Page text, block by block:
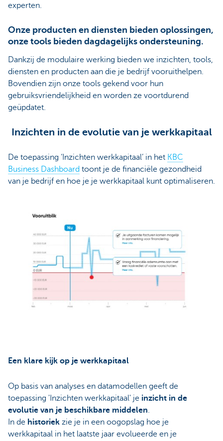
experten.
Onze producten en diensten bieden oplossingen,
onze tools bieden dagdagelijks ondersteuning.
Dankzij de modulaire werking bieden we inzichten, tools,
diensten en producten aan die je bedrijf vooruithelpen.
Bovendien zijn onze tools gekend voor hun
gebruiksvriendelijkheid en worden ze voortdurend
geüpdatet.
Inzichten in de evolutie van je werkkapitaal
De toepassing ‘Inzichten werkkapitaal’ in het KBC
Business Dashboard toont je de financiële gezondheid
van je bedrijf en hoe je je werkkapitaal kunt optimaliseren.
Een klare kijk op je werkkapitaal
Op basis van analyses en datamodellen geeft de
toepassing 'Inzichten werkkapitaal' je inzicht in de
evolutie van je beschikbare middelen.
In de historiek zie je in een oogopslag hoe je
werkkapitaal in het laatste jaar evolueerde en je